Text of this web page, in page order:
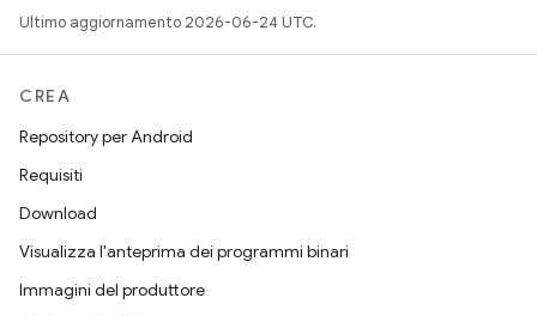
Ultimo aggiornamento 2026-06-24 UTC.
CREA
Repository per Android
Requisiti
Download
Visualizza l'anteprima dei programmi binari
Immagini del produttore